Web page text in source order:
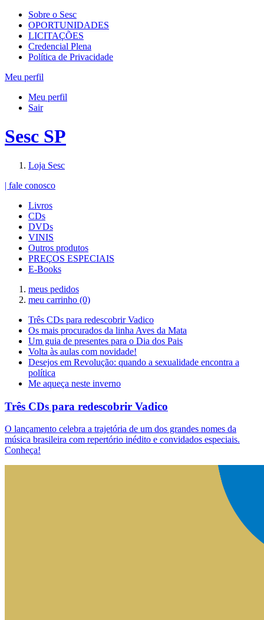
Sobre o Sesc
OPORTUNIDADES
LICITAÇÕES
Credencial Plena
Política de Privacidade
Meu perfil
Meu perfil
Sair
Sesc SP
Loja Sesc
| fale conosco
Livros
CDs
DVDs
VINIS
Outros produtos
PREÇOS ESPECIAIS
E-Books
meus pedidos
meu carrinho (0)
Três CDs para redescobrir Vadico
Os mais procurados da linha Aves da Mata
Um guia de presentes para o Dia dos Pais
Volta às aulas com novidade!
Desejos em Revolução: quando a sexualidade encontra a
política
Me aqueça neste inverno
Três CDs para redescobrir Vadico
O lançamento celebra a trajetória de um dos grandes nomes da
música brasileira com repertório inédito e convidados especiais.
Conheça!